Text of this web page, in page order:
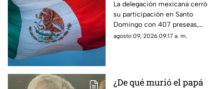
Centroamericanos 2026
con récord de medallas
La delegación mexicana cerró
su participación en Santo
Domingo con 407 preseas,
mientras Jalisco aportó 110
agosto 09, 2026 09:17 a. m.
¿De qué murió el papá